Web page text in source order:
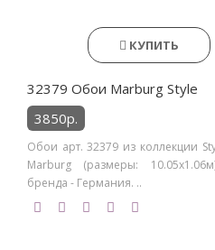
КУПИТЬ
32379 Обои Marburg Style
3850р.
Обои арт. 32379 из коллекции
Marburg (размеры:
бренда - Германия. ..